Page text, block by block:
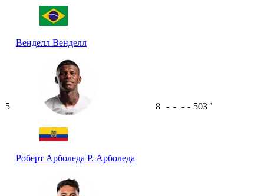
Венделл Венделл
5
Роберт Арболеда Р. Арболеда
8 - - - - 503 ʼ